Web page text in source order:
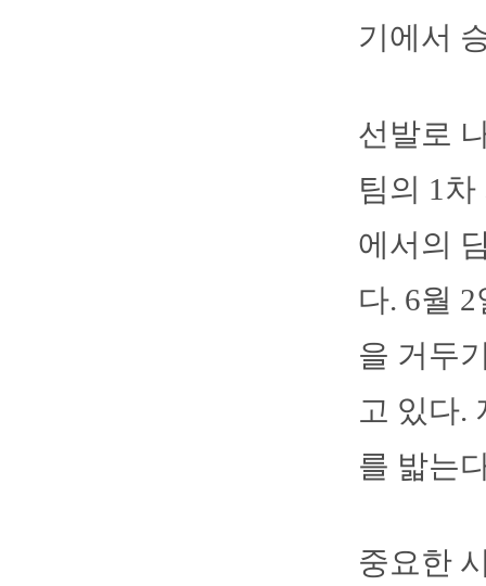
기에서
선발로
팀의 1
에서의
다. 6월
을 거두
고 있다.
를 밟는
중요한